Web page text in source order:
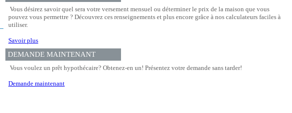
Vous désirez savoir quel sera votre versement mensuel ou déterminer le prix de la maison que vous
pouvez vous permettre ? Découvrez ces renseignements et plus encore grâce à nos calculateurs faciles à
utiliser.
Savoir plus
DEMANDE MAINTENANT
Vous voulez un prêt hypothécaire? Obtenez-en un! Présentez votre demande sans tarder!
Demande maintenant